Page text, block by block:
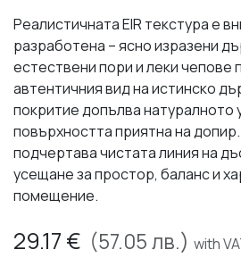
Реалистичната EIR текстура е
разработена – ясно изразени
естествени пори и леки чепове
автентичния вид на истинско
покритие допълва натуралното
повърхността приятна на
подчертава чистата линия на
усещане за простор, баланс и
помещение.
29.17 € (57.05лв.) with